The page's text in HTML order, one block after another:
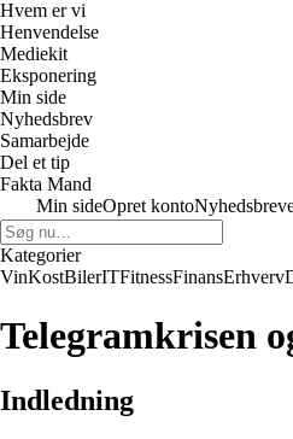
Hvem er vi
Henvendelse
Mediekit
Eksponering
Min side
Nyhedsbrev
Samarbejde
Del et tip
Fakta Mand
Min sideOpret konto
Kategorier
VinKostBilerITFitnessFinansErhverv
Telegramkrisen
Indledning